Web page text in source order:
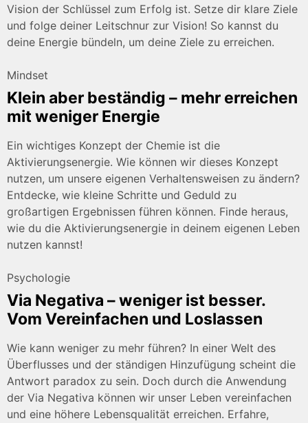
Vision der Schlüssel zum Erfolg ist. Setze dir klare Ziele
und folge deiner Leitschnur zur Vision! So kannst du
deine Energie bündeln, um deine Ziele zu erreichen.
Mindset
Klein aber beständig – mehr erreichen
mit weniger Energie
Ein wichtiges Konzept der Chemie ist die
Aktivierungsenergie. Wie können wir dieses Konzept
nutzen, um unsere eigenen Verhaltensweisen zu ändern?
Entdecke, wie kleine Schritte und Geduld zu
großartigen Ergebnissen führen können. Finde heraus,
wie du die Aktivierungsenergie in deinem eigenen Leben
nutzen kannst!
Psychologie
Via Negativa – weniger ist besser.
Vom Vereinfachen und Loslassen
Wie kann weniger zu mehr führen? In einer Welt des
Überflusses und der ständigen Hinzufügung scheint die
Antwort paradox zu sein. Doch durch die Anwendung
der Via Negativa können wir unser Leben vereinfachen
und eine höhere Lebensqualität erreichen. Erfahre,